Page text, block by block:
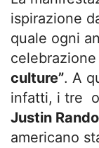
ispirazione
quale ogni
culture”. A
infatti, i tre
Justin
americano